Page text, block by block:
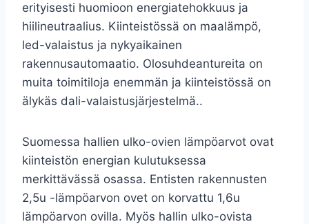
erityisesti huomioon energiatehokkuus ja
hiilineutraalius. Kiinteistössä on maalämpö,
led-valaistus ja nykyaikainen
rakennusautomaatio. Olosuhdeantureita on
muita toimitiloja enemmän ja kiinteistössä on
älykäs dali-valaistusjärjestelmä..
Suomessa hallien ulko-ovien lämpöarvot ovat
kiinteistön energian kulutuksessa
merkittävässä osassa. Entisten rakennusten
2,5u -lämpöarvon ovet on korvattu 1,6u
lämpöarvon ovilla. Myös hallin ulko-ovista